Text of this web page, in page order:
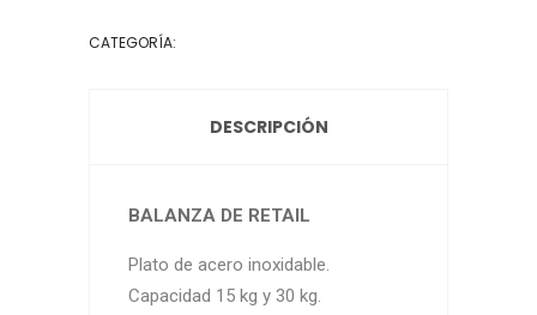
CATEGORÍA:
DESCRIPCIÓN
BALANZA DE RETAIL
Plato de acero inoxidable.
Capacidad 15 kg y 30 kg.